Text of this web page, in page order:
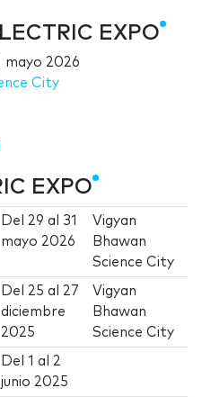
EXPO
mayo 2026
City
EXPO
Del 29 al 31
mayo 2026
Vigyan
Bhawan
Science City
Del 25 al 27
diciembre
2025
Vigyan
Bhawan
Science City
Del1 al 2
junio 2025